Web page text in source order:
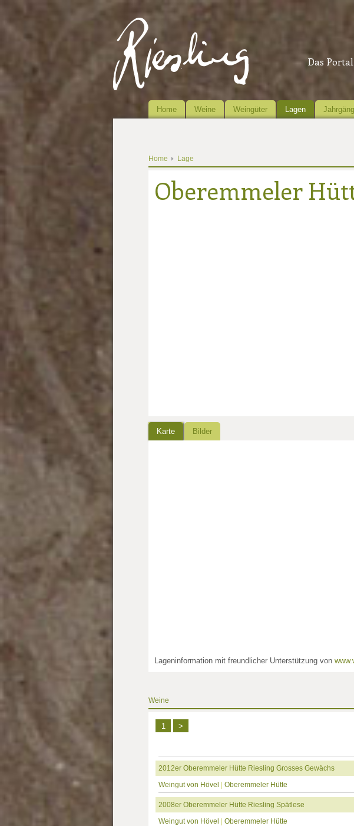
Das
Home Weine Weingüter Lagen
Home Lage
Oberemmeler
Karte Bilder
Lageninformation mit freundlicher Unterstützung von
Weine
1 >
2012er Oberemmeler Hütte Riesling Grosses Gewächs
Weingut von Hövel
Oberemmeler Hütte
2008er Oberemmeler Hütte Riesling Spätlese
Weingut von Hövel
Oberemmeler Hütte